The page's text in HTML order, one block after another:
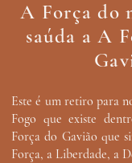
A Força do
saúda a A
Este é um retiro para
Fogo que existe
Força do Gavião que
Força, a Liberdade, a